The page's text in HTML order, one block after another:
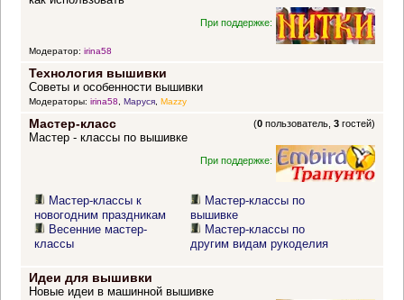
При поддержке:
Модератор: irina58
Технология вышивки
Советы и особенности вышивки
Модераторы: irina58, Маруся, Mazzy
Мастер-класс (0 пользователь,3 гостей)
Мастер - классы по вышивке
При поддержке:
Мастер-классы к
новогодним праздникам
Весенние мастер-
классы
Мастер-классы по
вышивке
Мастер-классы по
другим видам рукоделия
Идеи для вышивки
Новые идеи в машинной вышивке